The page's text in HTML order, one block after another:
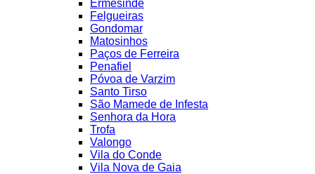
Ermesinde
Felgueiras
Gondomar
Matosinhos
Paços de Ferreira
Penafiel
Póvoa de Varzim
Santo Tirso
São Mamede de Infesta
Senhora da Hora
Trofa
Valongo
Vila do Conde
Vila Nova de Gaia